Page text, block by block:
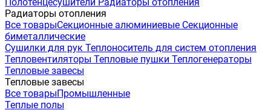
Радиаторы отопления
Все товарыСекционные алюминиевые Секционные
биметаллические
Сушилки для рук Теплоноситель для систем отопления
Тепловентиляторы Тепловые пушки Теплогенераторы
Тепловые завесы
Тепловые завесы
Все товарыПромышленные
Теплые полы